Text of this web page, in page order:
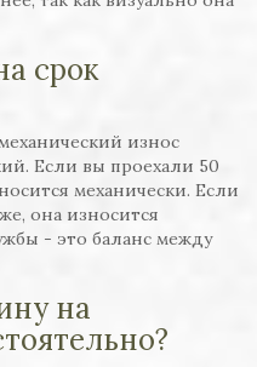
срок
износ
Если вы проехали 50
механически. Если
она износится
- это баланс между
на